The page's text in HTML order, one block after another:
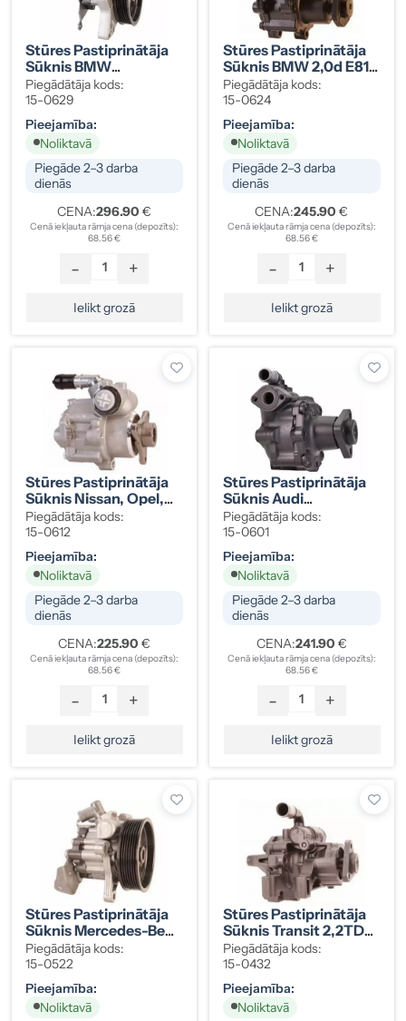
Stūres Pastiprinātāja
Sūknis BMW
32414036428
Piegādātāja kods:
15-0629
Pieejamība:
Noliktavā
Piegāde 2–3 darba
dienās
CENA:296.90 €
Cenā iekļauta rāmja cena (depozīts):
68.56 €
- +
Ielikt grozā
Stūres Pastiprinātāja
Sūknis BMW 2,0d E81-
E91 32414051133
Piegādātāja kods:
15-0624
Pieejamība:
Noliktavā
Piegāde 2–3 darba
dienās
CENA:245.90 €
Cenā iekļauta rāmja cena (depozīts):
68.56 €
- +
Ielikt grozā
Stūres Pastiprinātāja
Sūknis Nissan, Opel,
Renault 8200193992
Piegādātāja kods:
15-0612
Pieejamība:
Noliktavā
Piegāde 2–3 darba
dienās
CENA:225.90 €
Cenā iekļauta rāmja cena (depozīts):
68.56 €
- +
Ielikt grozā
Stūres Pastiprinātāja
Sūknis Audi
8K0145154E
Piegādātāja kods:
15-0601
Pieejamība:
Noliktavā
Piegāde 2–3 darba
dienās
CENA:241.90 €
Cenā iekļauta rāmja cena (depozīts):
68.56 €
- +
Ielikt grozā
Stūres Pastiprinātāja
Sūknis Mercedes-Benz
A0054668401
Piegādātāja kods:
15-0522
Pieejamība:
Noliktavā
Stūres Pastiprinātāja
Sūknis Transit 2,2TDCI
07- 1370733
Piegādātāja kods:
15-0432
Pieejamība:
Noliktavā